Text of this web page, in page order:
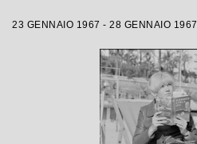
23 GENNAIO 1967 - 28 GENNAIO 1967